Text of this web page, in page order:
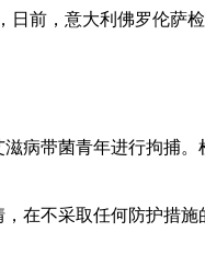
前，意大利佛罗伦萨
带菌青年进行拘捕。
不采取任何防护措施